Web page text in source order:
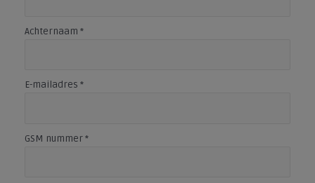
Achternaam *
E-mailadres *
GSM nummer*